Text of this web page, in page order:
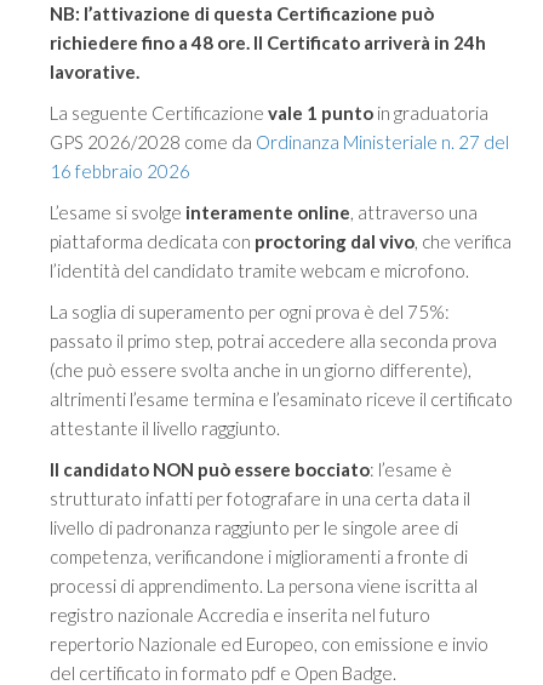
NB: l’attivazione di questa Certificazione può
richiedere fino a 48 ore. Il Certificato arriverà in 24h
lavorative.
La seguente Certificazione vale 1 puntoin graduatoria
GPS 2026/2028 come da Ordinanza Ministeriale n. 27 del
16 febbraio 2026
L’esame si svolge interamente online, attraverso una
piattaforma dedicata con proctoring dal vivo, che verifica
l’identità del candidato tramite webcam e microfono.
La soglia di superamento per ogni prova è del 75%:
passato il primo step, potrai accedere alla seconda prova
(che può essere svolta anche in un giorno differente),
altrimenti l’esame termina e l’esaminato riceve il certificato
attestante il livello raggiunto.
Il candidato NON può essere bocciato: l’esame è
strutturato infatti per fotografare in una certa data il
livello di padronanza raggiunto per le singole aree di
competenza, verificandone i miglioramenti a fronte di
processi di apprendimento. La persona viene iscritta al
registro nazionale Accredia e inserita nel futuro
repertorio Nazionale ed Europeo, con emissione e invio
del certificato in formato pdf e Open Badge.